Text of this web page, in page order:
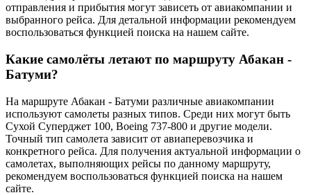
отправления и прибытия могут зависеть от авиакомпании и
выбранного рейса. Для детальной информации рекомендуем
воспользоваться функцией поиска на нашем сайте.
Какие самолёты летают по маршруту Абакан -
Батуми?
На маршруте Абакан - Батуми различные авиакомпании
используют самолеты разных типов. Среди них могут быть
Сухой Суперджет 100, Boeing 737-800 и другие модели.
Точный тип самолета зависит от авиаперевозчика и
конкретного рейса. Для получения актуальной информации о
самолетах, выполняющих рейсы по данному маршруту,
рекомендуем воспользоваться функцией поиска на нашем
сайте.